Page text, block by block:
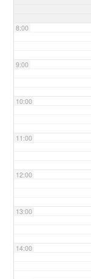
8:00
9:00
10:00
11:00
12:00
13:00
14:00